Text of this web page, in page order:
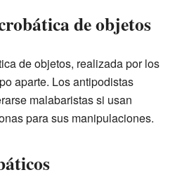
de objetos
de objetos, realizada por los
aparte. Los antipodistas
malabaristas si usan
para sus manipulaciones.